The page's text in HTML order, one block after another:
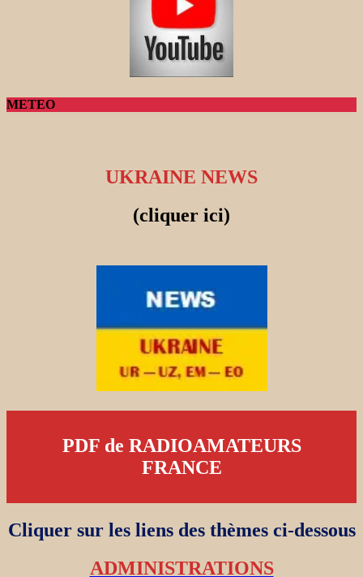
METEO
UKRAINE NEWS
(cliquer ici)
PDF de RADIOAMATEURS
FRANCE
Cliquer sur les liens des thèmes ci-dessous
ADMINISTRATIONS